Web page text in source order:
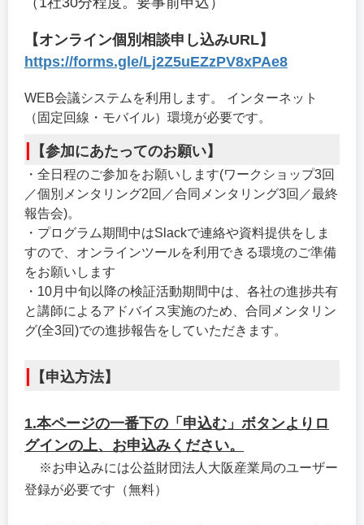
【オンライン個別相談申し込みURL】
https://forms.gle/Lj2Z5uEZzPV8xPAe8
WEB会議システムを利用します。 インターネット
（固定回線・モバイル）環境が必要です。
| 【参加にあたってのお願い】
・全日程のご参加をお願いします(ワークショップ3回
／個別メンタリング2回／合同メンタリング3回／最終
報告会)。
・プログラム期間中はSlackで連絡や資料提供をしま
すので、オンラインツールを利用できる環境のご準備
をお願いします
・10月中旬以降の検証活動期間中は、各社の進捗共有
と講師によるアドバイス実施のため、合同メンタリン
グ(全3回)での進捗報告をしていただきます。
| 【申込方法】
1.本ページの一番下の「申込む」ボタンよりロ
グインの上、お申込みください。
※お申込みには公益財団法人大阪産業局のユーザー
登録が必要です（無料）